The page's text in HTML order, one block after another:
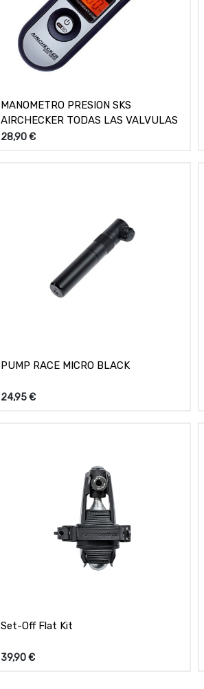
MANOMETRO PRESION SKS
AIRCHECKER TODAS LAS VALVULAS
28,90€
PUMP RACE MICRO BLACK
24,95€
Set-Off Flat Kit
39,90€